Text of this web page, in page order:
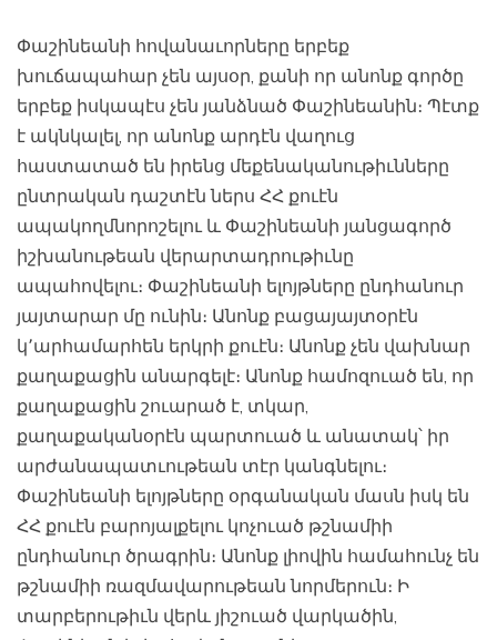
Փաշինեանի հովանաւորները երբեք
խուճապահար չեն այսօր, քանի որ անոնք գործը
երբեք իսկապէս չեն յանձնած Փաշինեանին։ Պէտք
է ակնկալել, որ անոնք արդէն վաղուց
հաստատած են իրենց մեքենականութիւնները
ընտրական դաշտէն ներս ՀՀ քուէն
ապակողմնորոշելու և Փաշինեանի յանցագործ
իշխանութեան վերարտադրութիւնը
ապահովելու։ Փաշինեանի ելոյթները ընդհանուր
յայտարար մը ունին։ Անոնք բացայայտօրէն
կ՚արհամարհեն երկրի քուէն։ Անոնք չեն վախնար
քաղաքացին անարգելէ։ Անոնք համոզուած են, որ
քաղաքացին շուարած է, տկար,
քաղաքականօրէն պարտուած և անատակ՝ իր
արժանապատւութեան տէր կանգնելու։
Փաշինեանի ելոյթները օրգանական մասն իսկ են
ՀՀ քուէն բարոյալքելու կոչուած թշնամիի
ընդհանուր ծրագրին։ Անոնք լիովին համահունչ են
թշնամիի ռազմավարութեան նորմերուն։ Ի
տարբերութիւն վերև յիշուած վարկածին,